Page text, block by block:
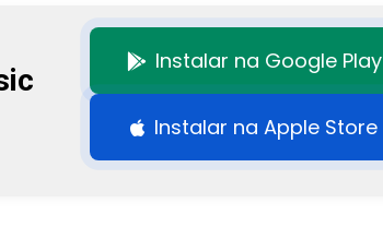
Instalar na Google Play
Instalar na Apple Store